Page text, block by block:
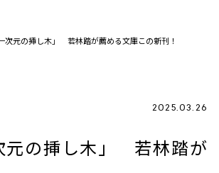
次元の挿し木」 若林踏が薦める文庫この新刊！
2025.03.26
元の挿し木」 若林踏が